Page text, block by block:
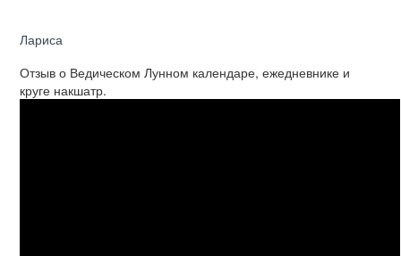
Лариса
Отзыв о Ведическом Лунном календаре, ежедневнике и
круге накшатр.